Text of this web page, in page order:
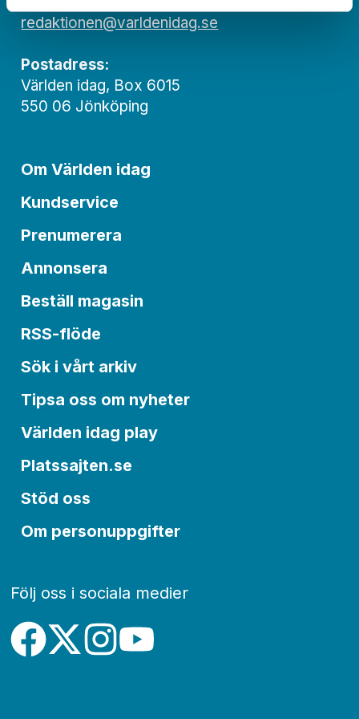
redaktionen@varldenidag.se
Postadress:
Världen idag, Box 6015
550 06 Jönköping
Om Världen idag
Kundservice
Prenumerera
Annonsera
Beställ magasin
RSS-flöde
Sök i vårt arkiv
Tipsa oss om nyheter
Världen idag play
Platssajten.se
Stöd oss
Om personuppgifter
Följ oss i sociala medier